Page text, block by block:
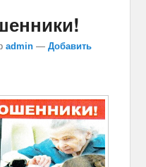
admin —Добавить